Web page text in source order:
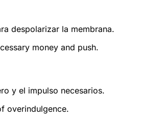
despolarizar la membrana.
money and push.
y el impulso necesarios.
overindulgence.